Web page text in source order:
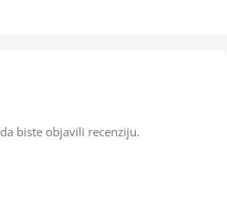
da biste objavili recenziju.